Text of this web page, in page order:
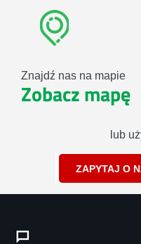
Znajdź nas na mapie
Zobacz mapę
lub
ZAPYTAJ O